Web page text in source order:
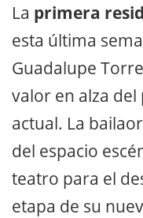
La primera
esta última
Guadalupe
valor en alza
actual. La
del espacio
teatro para el
etapa de su